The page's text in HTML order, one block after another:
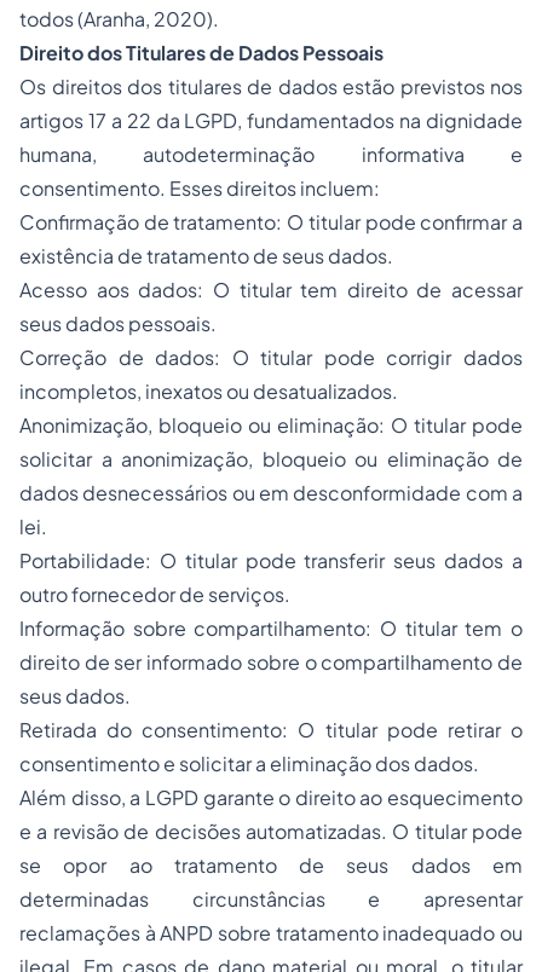
todos (Aranha, 2020).
Direito dos Titulares de Dados Pessoais
Os direitos dos titulares de dados estão previstos nos
artigos 17 a 22 da LGPD, fundamentados na dignidade
humana, autodeterminação informativa e
consentimento. Esses direitos incluem:
Confirmação de tratamento: O titular pode confirmar a
existência de tratamento de seus dados.
Acesso aos dados: O titular tem direito de acessar
seus dados pessoais.
Correção de dados: O titular pode corrigir dados
incompletos, inexatos ou desatualizados.
Anonimização, bloqueio ou eliminação: O titular pode
solicitar a anonimização, bloqueio ou eliminação de
dados desnecessários ou em desconformidade com a
lei.
Portabilidade: O titular pode transferir seus dados a
outro fornecedor de serviços.
Informação sobre compartilhamento: O titular tem o
direito de ser informado sobre o compartilhamento de
seus dados.
Retirada do consentimento: O titular pode retirar o
consentimento e solicitar a eliminação dos dados.
Além disso, a LGPD garante o direito ao esquecimento
e a revisão de decisões automatizadas. O titular pode
se opor ao tratamento de seus dados em
determinadas circunstâncias e apresentar
reclamações à ANPD sobre tratamento inadequado ou